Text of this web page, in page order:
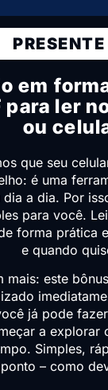
em
para ler
ou
que seu
é uma
dia a dia. Por
para você.
forma prática
e quando
mais: este
já pode
a explorar
Simples,
ponto – como